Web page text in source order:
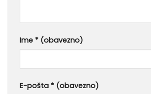
Ime * (obavezno)
E-pošta * (obavezno)